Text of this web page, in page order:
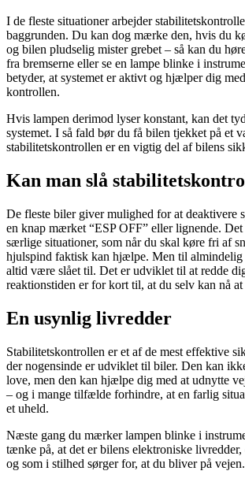
I de fleste situationer arbejder
baggrunden. Du kan dog mærke den, hvis du
og bilen pludselig mister grebet – så kan du
fra bremserne eller se en lampe blinke i
betyder, at systemet er aktivt og hjælper dig
kontrollen.
Hvis lampen derimod lyser konstant, kan det
systemet. I så fald bør du få bilen tjekket på et
stabilitetskontrollen er en vigtig del af bilens
Kan man slå
De fleste biler giver mulighed for at deaktivere
en knap mærket “ESP OFF” eller lignende.
særlige situationer, som når du skal køre fri af
hjulspind faktisk kan hjælpe. Men til almindelig
altid være slået til. Det er udviklet til at redde
reaktionstiden er for kort til, at du selv kan nå at
En usynlig livredder
Stabilitetskontrollen er et af de mest effektive
der nogensinde er udviklet til biler. Den kan
love, men den kan hjælpe dig med at udnytte
– og i mange tilfælde forhindre, at en farlig
et uheld.
Næste gang du mærker lampen blinke i
tænke på, at det er bilens elektroniske livredder,
og som i stilhed sørger for, at du bliver på vejen.